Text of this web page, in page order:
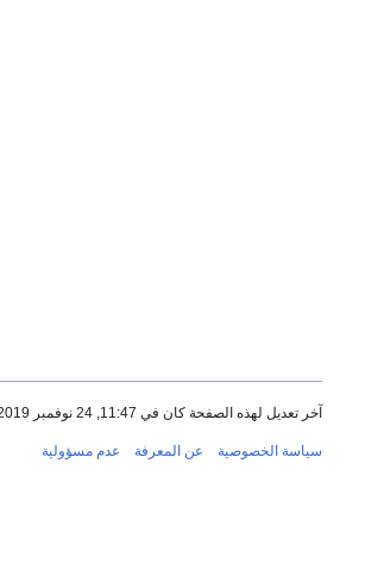
آخر تعديل لهذه الصفحة كان في 11:47, 24 نوفمبر 2019.
سياسة الخصوصية عن المعرفة عدم مسؤولية